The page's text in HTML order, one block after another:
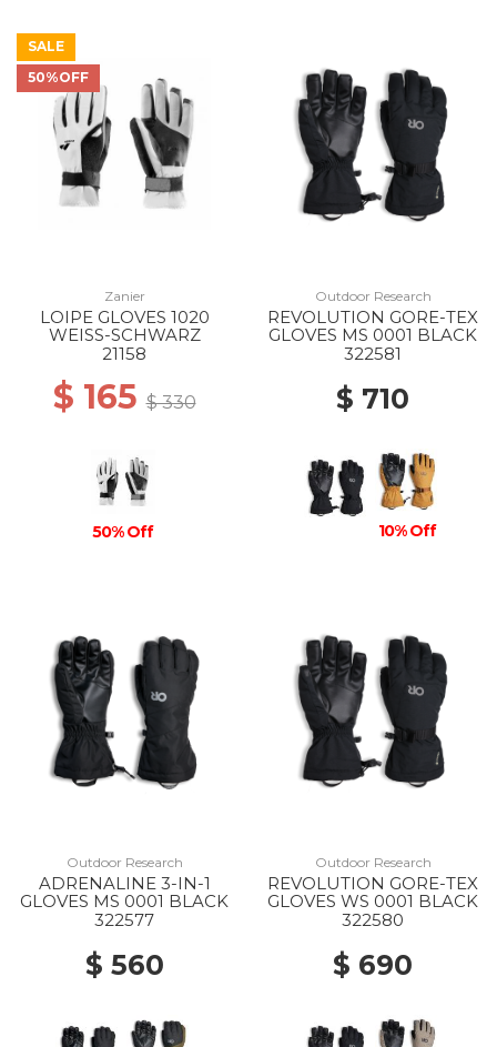
SALE
50%OFF
Zanier
LOIPE GLOVES 1020
WEISS-SCHWARZ
21158
$ 165$ 330
50% Off
Outdoor Research
REVOLUTION GORE-TEX
GLOVES MS 0001 BLACK
322581
$ 710
10% Off
Outdoor Research
ADRENALINE 3-IN-1
GLOVES MS 0001 BLACK
322577
$ 560
Outdoor Research
REVOLUTION GORE-TEX
GLOVES WS 0001 BLACK
322580
$ 690